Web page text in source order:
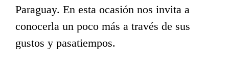
Paraguay. En esta ocasión nos invita a
conocerla un poco más a través de sus
gustos y pasatiempos.